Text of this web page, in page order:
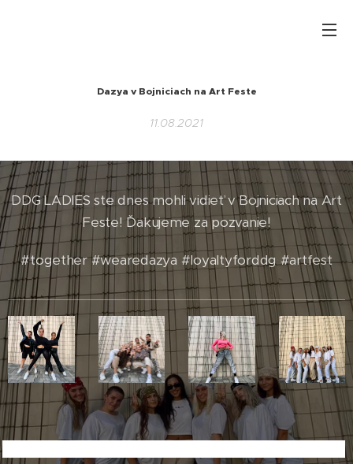
Dazya v Bojniciach na Art Feste
11.08.2021
DDG LADIES ste dnes mohli vidieť v Bojniciach na Art
Feste! Ďakujeme za pozvanie!
#together #wearedazya #loyaltyforddg #artfest